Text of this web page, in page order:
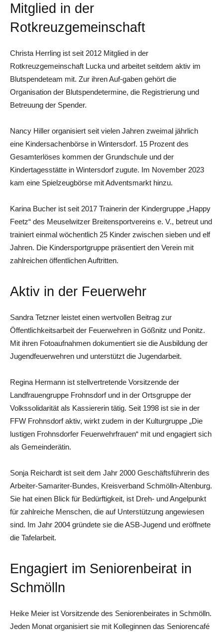
Mitglied in der
Rotkreuzgemeinschaft
Christa Herrling ist seit 2012 Mitglied in der
Rotkreuzgemeinschaft Lucka und arbeitet seitdem aktiv im
Blutspendeteam mit. Zur ihren Auf-gaben gehört die
Organisation der Blutspendetermine, die Registrierung und
Betreuung der Spender.
Nancy Hiller organisiert seit vielen Jahren zweimal jährlich
eine Kindersachenbörse in Wintersdorf. 15 Prozent des
Gesamterlöses kommen der Grundschule und der
Kindertagesstätte in Wintersdorf zugute. Im November 2023
kam eine Spielzeugbörse mit Adventsmarkt hinzu.
Karina Bucher ist seit 2017 Trainerin der Kindergruppe „Happy
Feetz“ des Meuselwitzer Breitensportvereins e. V., betreut und
trainiert einmal wöchentlich 25 Kinder zwischen sieben und elf
Jahren. Die Kindersportgruppe präsentiert den Verein mit
zahlreichen öffentlichen Auftritten.
Aktiv in der Feuerwehr
Sandra Tetzner leistet einen wertvollen Beitrag zur
Öffentlichkeitsarbeit der Feuerwehren in Gößnitz und Ponitz.
Mit ihren Fotoaufnahmen dokumentiert sie die Ausbildung der
Jugendfeuerwehren und unterstützt die Jugendarbeit.
Regina Hermann ist stellvertretende Vorsitzende der
Landfrauengruppe Frohnsdorf und in der Ortsgruppe der
Volkssolidarität als Kassiererin tätig. Seit 1998 ist sie in der
FFW Frohnsdorf aktiv, wirkt zudem in der Kulturgruppe „Die
lustigen Frohnsdorfer Feuerwehrfrauen“ mit und engagiert sich
als Gemeinderätin.
Sonja Reichardt ist seit dem Jahr 2000 Geschäftsführerin des
Arbeiter-Samariter-Bundes, Kreisverband Schmölln-Altenburg.
Sie hat einen Blick für Bedürftigkeit, ist Dreh- und Angelpunkt
für zahlreiche Menschen, die auf Unterstützung angewiesen
sind. Im Jahr 2004 gründete sie die ASB-Jugend und eröffnete
die Tafelarbeit.
Engagiert im Seniorenbeirat in
Schmölln
Heike Meier ist Vorsitzende des Seniorenbeirates in Schmölln.
Jeden Monat organisiert sie mit Kolleginnen das Seniorencafé